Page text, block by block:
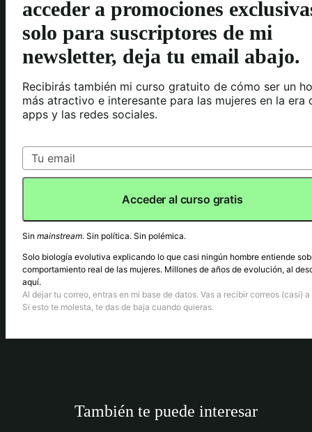
acceder a promociones
solo para suscriptores de mi
newsletter, deja tu email abajo.
Recibirás también mi curso gratuito de cómo ser un
más atractivo e interesante para las mujeres en la era
apps y las redes sociales.
Acceder al curso gratis
Sin mainstream. Sin política. Sin polémica.
Solo biología evolutiva explicando lo que casi ningún hombre entiende
comportamiento real de las mujeres. Millones de años de evolución, al
aquí.
Al dejar tu correo, entras en mi base de datos. Vas a recibir correos (casi)
Si esto te molesta, te das de baja cuando quieras.
También te puede interesar